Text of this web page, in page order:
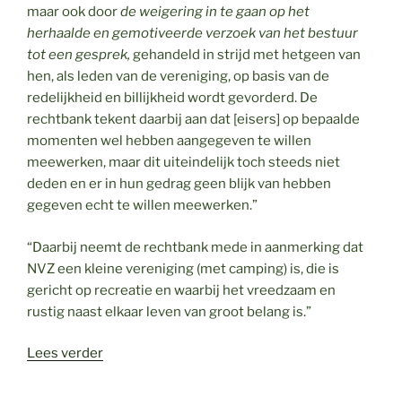
maar ook doorde weigering in te gaan op het
herhaalde en gemotiveerde verzoek van het bestuur
tot een gesprek, gehandeld in strijd met hetgeen van
hen, als leden van de vereniging, op basis van de
redelijkheid en billijkheid wordt gevorderd. De
rechtbank tekent daarbij aan dat [eisers] op bepaalde
momenten wel hebben aangegeven te willen
meewerken, maar dit uiteindelijk toch steeds niet
deden en er in hun gedrag geen blijk van hebben
gegeven echt te willen meewerken.”
“Daarbij neemt de rechtbank mede in aanmerking dat
NVZ een kleine vereniging (met camping) is, die is
gericht op recreatie en waarbij het vreedzaam en
rustig naast elkaar leven van groot belang is.”
Lees verder“Naturistenvereniging